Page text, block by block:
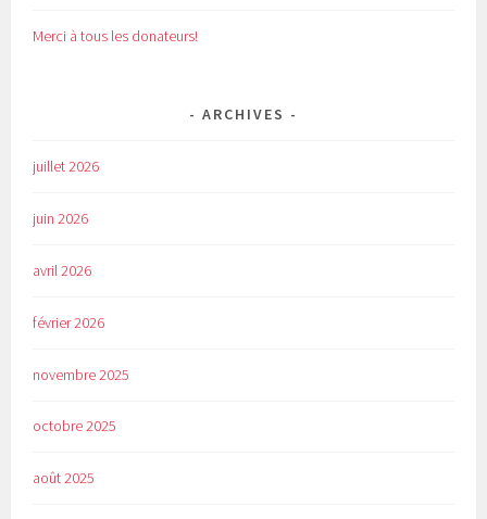
Merci à tous les donateurs!
ARCHIVES
juillet 2026
juin 2026
avril 2026
février 2026
novembre 2025
octobre 2025
août 2025